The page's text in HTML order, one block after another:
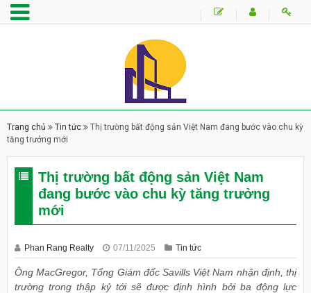
Trang chủ Tin tức
Thị trường bất động sản Việt Nam đang bước vào chu kỳ
tăng trưởng mới
Thị trường bất động sản Việt Nam
đang bước vào chu kỳ tăng trưởng
mới
Phan Rang Realty 07/11/2025 Tin tức
Ông MacGregor, Tổng Giám đốc Savills Việt Nam nhận định, thị
trường trong thập kỷ tới sẽ được định hình bởi ba động lực